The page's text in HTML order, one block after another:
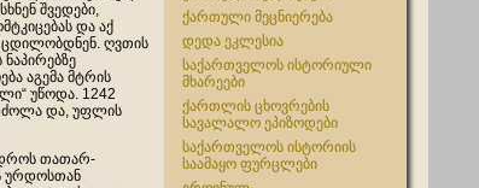
შვედები,
და აქ
ცდილობდნენ. ღვთის
აგემა მტრის
უწოდა. 1242
და, უფლის
თათარ-
ურდოსთან
ქართული მეცნიერება
დედა ეკლესია
საქართველოს ისტორიული
მხარეები
ქართლის ცხოვრების
სავალალო ეპიზოდები
საქართველოს ისტორიის
საამაყო ფურცლები